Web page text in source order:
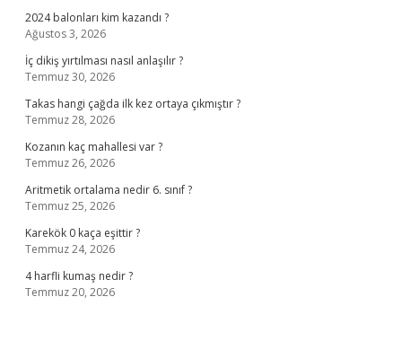
2024 balonları kim kazandı ?
Ağustos 3, 2026
İç dikiş yırtılması nasıl anlaşılır ?
Temmuz 30, 2026
Takas hangi çağda ilk kez ortaya çıkmıştır ?
Temmuz 28, 2026
Kozanın kaç mahallesi var ?
Temmuz 26, 2026
Aritmetik ortalama nedir 6. sınıf ?
Temmuz 25, 2026
Karekök 0 kaça eşittir ?
Temmuz 24, 2026
4 harfli kumaş nedir ?
Temmuz 20, 2026